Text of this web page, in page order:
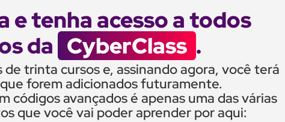
e tenha acesso a todos
da CyberClass .
trinta cursos e, assinando agora, você terá
forem adicionados futuramente.
códigos avançados é apenas uma das várias
que você vai poder aprender por aqui: